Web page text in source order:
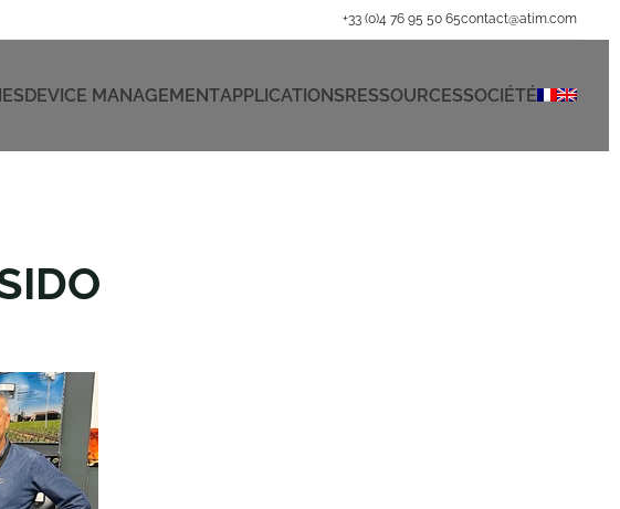
+33 (0)4 76 95 50 65contact@atim.com
DEVICE MANAGEMENTAPPLICATIONSRESSOURCESSOCIÉTÉ